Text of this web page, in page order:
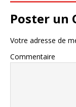
Poster un
Votre adresse de
Commentaire